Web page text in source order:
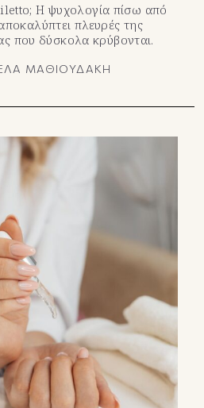
Η ψυχολογία πίσω από
πλευρές της
που δύσκολα κρύβονται.
ΜΑΘΙΟΥΔΑΚΗ